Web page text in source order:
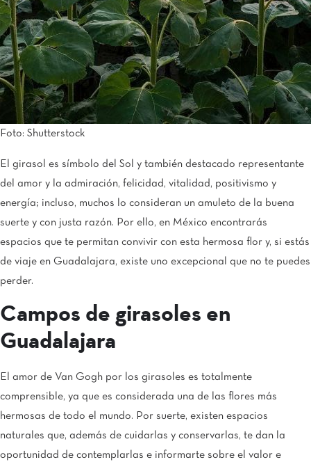
Foto: Shutterstock
El girasol es símbolo del Sol y también destacado representante
del amor y la admiración, felicidad, vitalidad, positivismo y
energía; incluso, muchos lo consideran un amuleto de la buena
suerte y con justa razón. Por ello, en México encontrarás
espacios que te permitan convivir con esta hermosa flor y, si estás
de viaje en Guadalajara, existe uno excepcional que no te puedes
perder.
Campos de girasoles en
Guadalajara
El amor de Van Gogh por los girasoles es totalmente
comprensible, ya que es considerada una de las flores más
hermosas de todo el mundo. Por suerte, existen espacios
naturales que, además de cuidarlas y conservarlas, te dan la
oportunidad de contemplarlas e informarte sobre el valor e